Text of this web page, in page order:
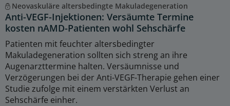
Neovaskuläre altersbedingte Makuladegeneration
Anti-VEGF-Injektionen: Versäumte Termine
kosten nAMD-Patienten wohl Sehschärfe
Patienten mit feuchter altersbedingter
Makuladegeneration sollten sich streng an ihre
Augenarzttermine halten. Versäumnisse und
Verzögerungen bei der Anti-VEGF-Therapie gehen einer
Studie zufolge mit einem verstärkten Verlust an
Sehschärfe einher.